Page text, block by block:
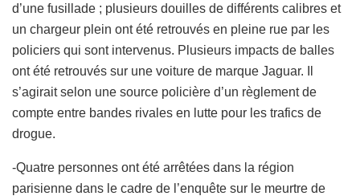
d’une fusillade ; plusieurs douilles de différents calibres et
un chargeur plein ont été retrouvés en pleine rue par les
policiers qui sont intervenus. Plusieurs impacts de balles
ont été retrouvés sur une voiture de marque Jaguar. Il
s’agirait selon une source policière d’un règlement de
compte entre bandes rivales en lutte pour les trafics de
drogue.
-Quatre personnes ont été arrêtées dans la région
parisienne dans le cadre de l’enquête sur le meurtre de